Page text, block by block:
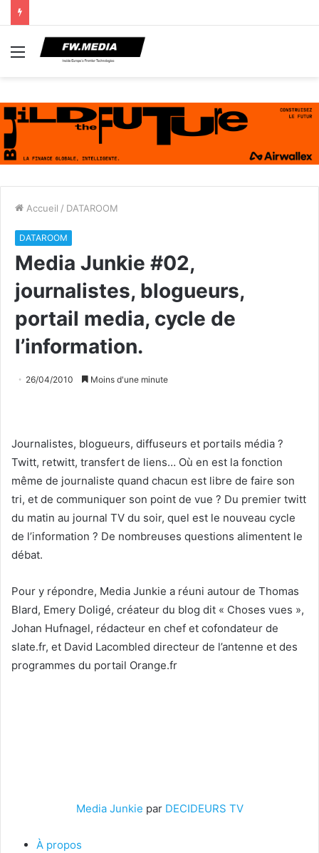
Menu
Accueil / DATAROOM
DATAROOM
Media Junkie #02,
journalistes, blogueurs,
portail media, cycle de
l’information.
26/04/2010 Moins d'une minute
Journalistes, blogueurs, diffuseurs et portails média ?
Twitt, retwitt, transfert de liens… Où en est la fonction
même de journaliste quand chacun est libre de faire son
tri, et de communiquer son point de vue ? Du premier twitt
du matin au journal TV du soir, quel est le nouveau cycle
de l’information ? De nombreuses questions alimentent le
débat.
Pour y répondre, Media Junkie a réuni autour de Thomas
Blard, Emery Doligé, créateur du blog dit « Choses vues »,
Johan Hufnagel, rédacteur en chef et cofondateur de
slate.fr, et David Lacombled directeur de l’antenne et des
programmes du portail Orange.fr
Media Junkie par DECIDEURS TV
À propos